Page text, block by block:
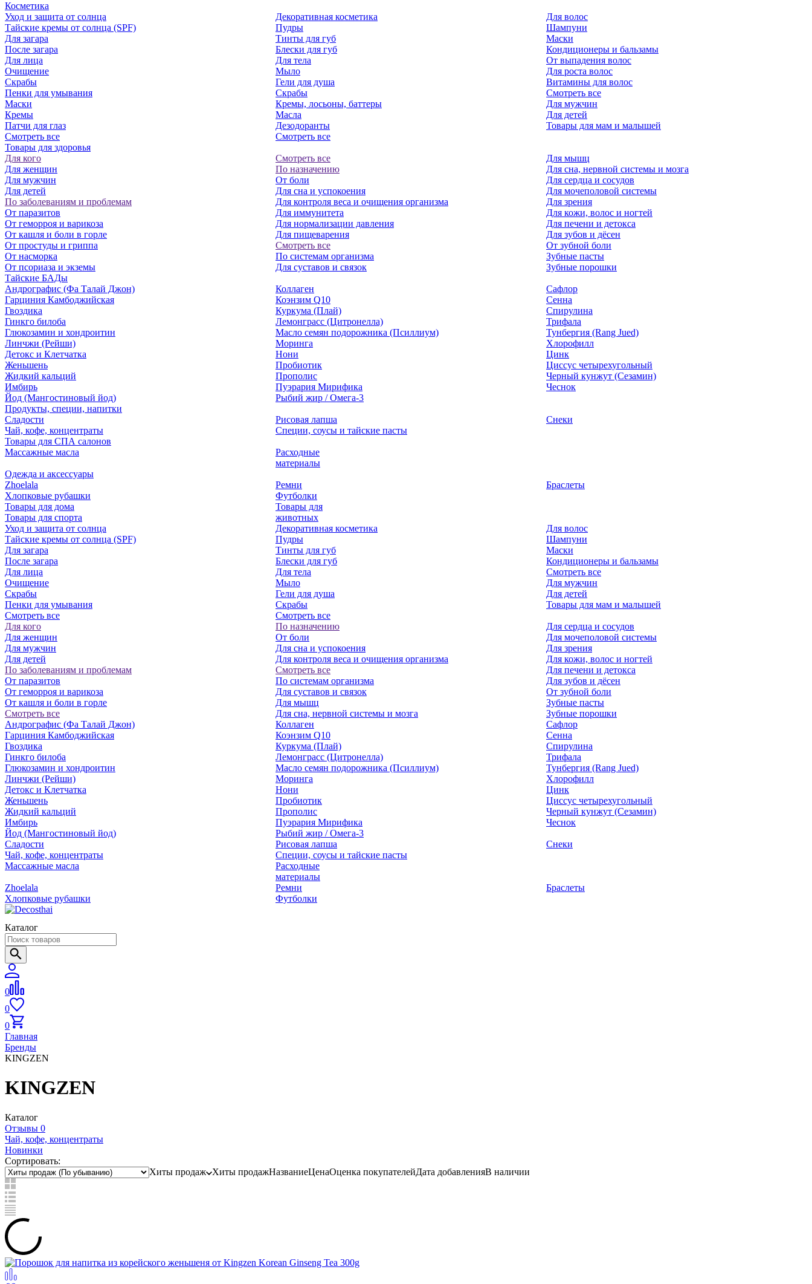
Косметика
Уход и защита от солнца
Тайские кремы от солнца (SPF)
Для загара
После загара
Для лица
Очищение
Скрабы
Пенки для умывания
Маски
Кремы
Патчи для глаз
Смотреть все
Декоративная косметика
Пудры
Тинты для губ
Блески для губ
Для тела
Мыло
Гели для душа
Скрабы
Кремы, лосьоны, баттеры
Масла
Дезодоранты
Смотреть все
Для волос
Шампуни
Маски
Кондиционеры и бальзамы
От выпадения волос
Для роста волос
Витамины для волос
Смотреть все
Для мужчин
Для детей
Товары для мам и малышей
Товары для здоровья
Для кого
Для женщин
Для мужчин
Для детей
По заболеваниям и проблемам
От паразитов
Oт геморроя и варикоза
От кашля и боли в горле
От простуды и гриппа
От насморка
Oт псориаза и экземы
Смотреть все
По назначению
От боли
Для сна и успокоения
Для контроля веса и очищения организма
Для иммунитета
Для нормализации давления
Для пищеварения
Смотреть все
По системам организма
Для суставов и связок
Для мышц
Для сна, нервной системы и мозга
Для сердца и сосудов
Для мочеполовой системы
Для зрения
Для кожи, волос и ногтей
Для печени и детокса
Для зубов и дёсен
От зубной боли
Зубные пасты
Зубные порошки
Тайские БАДы
Андрографис (Фа Талай Джон)
Гарциния Камбоджийская
Гвоздика
Гинкго билоба
Глюкозамин и хондроитин
Линчжи (Рейши)
Детокс и Клетчатка
Женьшень
Жидкий кальций
Имбирь
Йод (Мангостиновый йод)
Коллаген
Коэнзим Q10
Куркума (Плай)
Лемонграсс (Цитронелла)
Масло семян подорожника (Псиллиум)
Моринга
Нони
Пробиотик
Прополис
Пуэрария Мирифика
Рыбий жир / Омега-3
Сафлор
Сенна
Спирулина
Трифала
Тунбергия (Rang Jued)
Хлорофилл
Цинк
Циссус четырехугольный
Черный кунжут (Сезамин)
Чеснок
Продукты, специи, напитки
Сладости
Чай, кофе, концентраты
Рисовая лапша
Специи, соусы и тайские пасты
Снеки
Товары для СПА салонов
Массажные масла
Расходные
материалы
Одежда и аксессуары
Zhoelala
Хлопковые рубашки
Ремни
Футболки
Браслеты
Товары для дома
Товары для спорта
Товары для
животных
Уход и защита от солнца
Тайские кремы от солнца (SPF)
Для загара
После загара
Для лица
Очищение
Скрабы
Пенки для умывания
Смотреть все
Декоративная косметика
Пудры
Тинты для губ
Блески для губ
Для тела
Мыло
Гели для душа
Скрабы
Смотреть все
Для волос
Шампуни
Маски
Кондиционеры и бальзамы
Смотреть все
Для мужчин
Для детей
Товары для мам и малышей
Для кого
Для женщин
Для мужчин
Для детей
По заболеваниям и проблемам
От паразитов
Oт геморроя и варикоза
От кашля и боли в горле
Смотреть все
По назначению
От боли
Для сна и успокоения
Для контроля веса и очищения организма
Смотреть все
По системам организма
Для суставов и связок
Для мышц
Для сна, нервной системы и мозга
Для сердца и сосудов
Для мочеполовой системы
Для зрения
Для кожи, волос и ногтей
Для печени и детокса
Для зубов и дёсен
От зубной боли
Зубные пасты
Зубные порошки
Андрографис (Фа Талай Джон)
Гарциния Камбоджийская
Гвоздика
Гинкго билоба
Глюкозамин и хондроитин
Линчжи (Рейши)
Детокс и Клетчатка
Женьшень
Жидкий кальций
Имбирь
Йод (Мангостиновый йод)
Коллаген
Коэнзим Q10
Куркума (Плай)
Лемонграсс (Цитронелла)
Масло семян подорожника (Псиллиум)
Моринга
Нони
Пробиотик
Прополис
Пуэрария Мирифика
Рыбий жир / Омега-3
Сафлор
Сенна
Спирулина
Трифала
Тунбергия (Rang Jued)
Хлорофилл
Цинк
Циссус четырехугольный
Черный кунжут (Сезамин)
Чеснок
Сладости
Чай, кофе, концентраты
Рисовая лапша
Специи, соусы и тайские пасты
Снеки
Массажные масла
Расходные
материалы
Zhoelala
Хлопковые рубашки
Ремни
Футболки
Браслеты
Каталог
0
0
0
Главная
Бренды
KINGZEN
KINGZEN
Каталог
Отзывы 0
Чай, кофе, концентраты
Новинки
Сортировать:
Хиты продаж
Хиты продажНазваниеЦенаОценка покупателейДата добавленияВ наличии